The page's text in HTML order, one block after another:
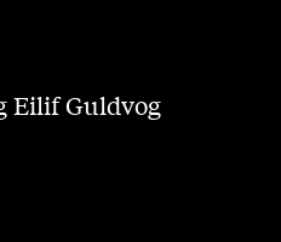
Eilif Guldvog